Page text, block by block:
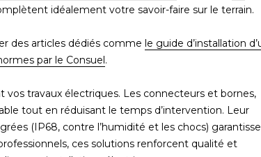
idéalement votre savoir-faire sur le terrain.
des articles dédiés comme le guide d’installation
par le Consuel.
travaux électriques. Les connecteurs et bornes,
tout en réduisant le temps d’intervention. Leur
(IP68, contre l’humidité et les chocs)
ces solutions renforcent qualité et